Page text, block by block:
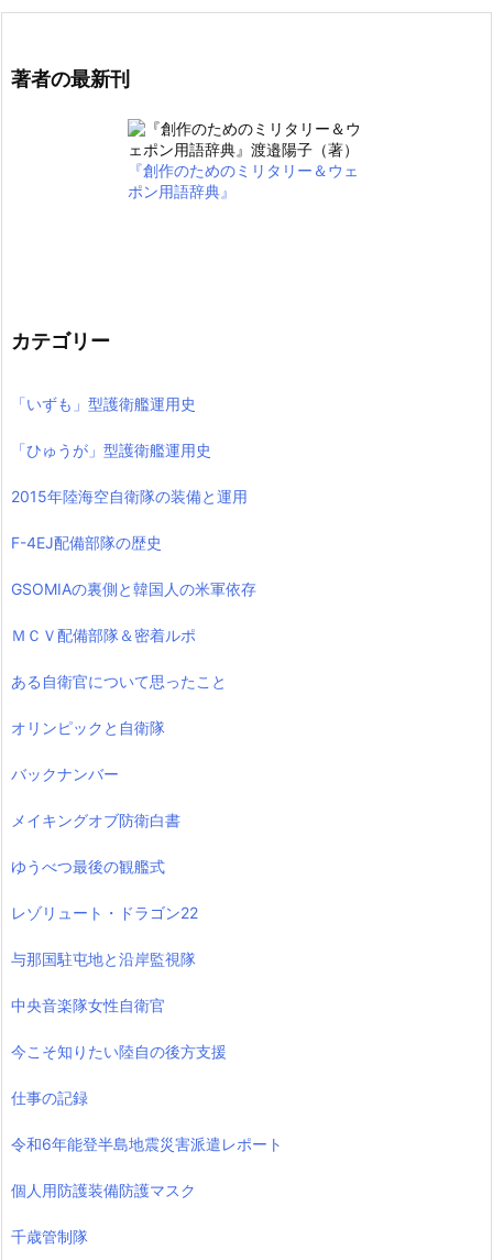
著者の最新刊
『創作のためのミリタリー＆ウェ
ポン用語辞典』
カテゴリー
「いずも」型護衛艦運用史
「ひゅうが」型護衛艦運用史
2015年陸海空自衛隊の装備と運用
F-4EJ配備部隊の歴史
GSOMIAの裏側と韓国人の米軍依存
ＭＣＶ配備部隊＆密着ルポ
ある自衛官について思ったこと
オリンピックと自衛隊
バックナンバー
メイキングオブ防衛白書
ゆうべつ最後の観艦式
レゾリュート・ドラゴン22
与那国駐屯地と沿岸監視隊
中央音楽隊女性自衛官
今こそ知りたい陸自の後方支援
仕事の記録
令和6年能登半島地震災害派遣レポート
個人用防護装備防護マスク
千歳管制隊